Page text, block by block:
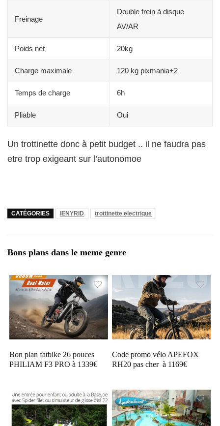
Freinage
Double frein à disque
AV/AR
Poids net 20kg
Charge maximale 120 kg pixmania+2
Temps de charge 6h
Pliable Oui
Un trottinette donc à petit budget .. il ne faudra pas
etre trop exigeant sur l’autonomoe
CATÉGORIES IENYRID trottinette electrique
Bons plans dans le meme genre
Bon plan fatbike 26 pouces
PHILIAM F3 PRO à 1339€
Code promo vélo APEFOX
RH20 pas cher à 1169€